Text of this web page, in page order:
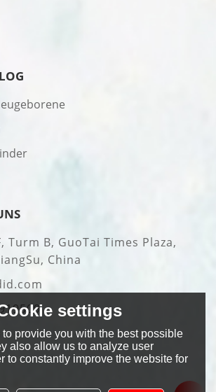
Turm B, GuoTai Times Plaza,
China
settings
provide you with the best possible
also allow us to analyze user
to constantly improve the website for